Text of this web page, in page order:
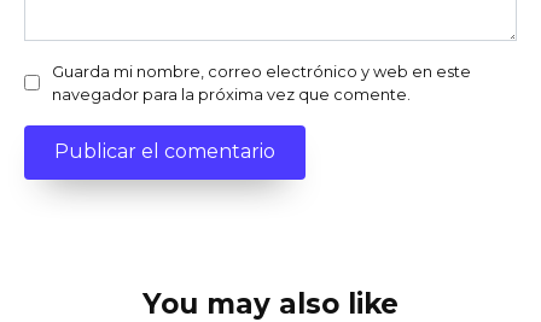
Guarda mi nombre, correo electrónico y web en este
navegador para la próxima vez que comente.
You may also like